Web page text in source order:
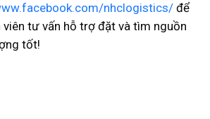
nhclogistics/ để
tư vấn hỗ trợ đặt và tìm nguồn
tốt!